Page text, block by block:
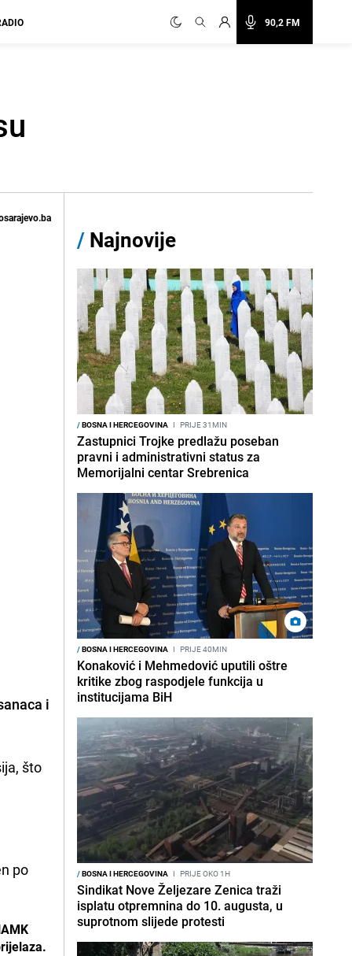
90,2 FM
i
što
po
/ Najnovije
/BOSNA I HERCEGOVINA I PRIJE 31MIN
Zastupnici Trojke predlažu poseban
pravni i administrativni status za
Memorijalni centar Srebrenica
/BOSNA I HERCEGOVINA I PRIJE 40MIN
Konaković i Mehmedović uputili oštre
kritike zbog raspodjele funkcija u
institucijama BiH
/BOSNA I HERCEGOVINA I PRIJE OKO 1H
Sindikat Nove Željezare Zenica traži
isplatu otpremnina do 10. augusta, u
suprotnom slijede protesti